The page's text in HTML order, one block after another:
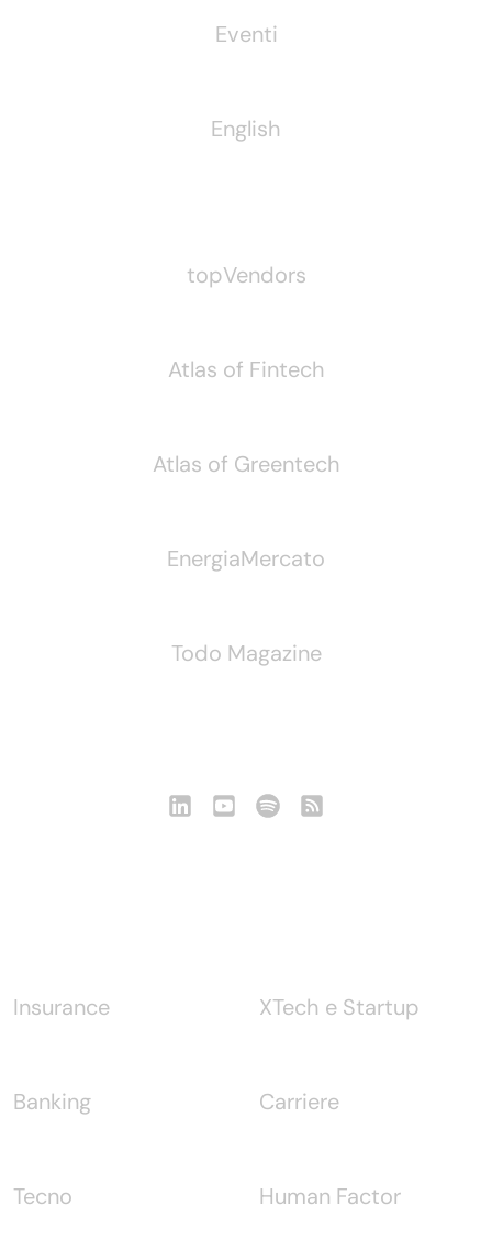
Eventi
English
topVendors
Atlas of Fintech
Atlas of Greentech
EnergiaMercato
Todo Magazine
Insurance
Banking
Tecno
XTech e Startup
Carriere
Human Factor